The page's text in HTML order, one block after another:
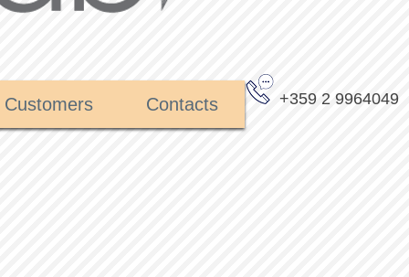
Customers Contacts +359 2 9964049